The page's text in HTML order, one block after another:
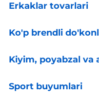
Erkaklar tovarlari
Ko'p brendli
Kiyim, poyabzal va
Sport buyumlari